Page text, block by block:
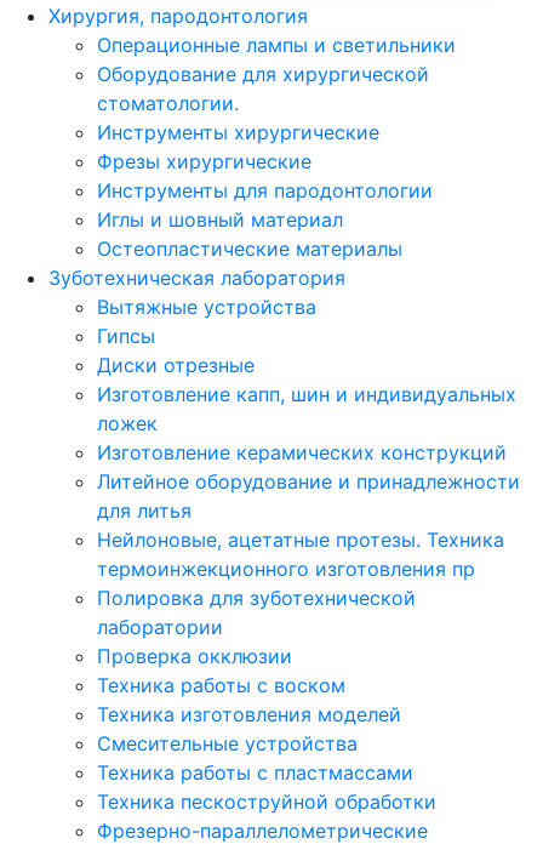
Хирургия, пародонтология
Операционные лампы и светильники
Оборудование для хирургической
стоматологии.
Инструменты хирургические
Фрезы хирургические
Инструменты для пародонтологии
Иглы и шовный материал
Остеопластические материалы
Зуботехническая лаборатория
Вытяжные устройства
Гипсы
Диски отрезные
Изготовление капп, шин и индивидуальных
ложек
Изготовление керамических конструкций
Литейное оборудование и принадлежности
для литья
Нейлоновые, ацетатные протезы. Техника
термоинжекционного изготовления пр
Полировка для зуботехнической
лаборатории
Проверка окклюзии
Техника работы с воском
Техника изготовления моделей
Смесительные устройства
Техника работы с пластмассами
Техника пескоструйной обработки
Фрезерно-параллелометрические